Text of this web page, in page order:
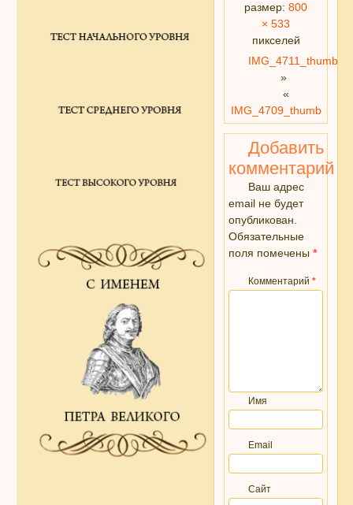
размер: 800
× 533
пикселей
IMG_4711_thumb
»
«
IMG_4709_thumb
Добавить
комментарий
Ваш адрес
email не будет
опубликован.
Обязательные
поля помечены *
Комментарий *
Имя
Email
Сайт